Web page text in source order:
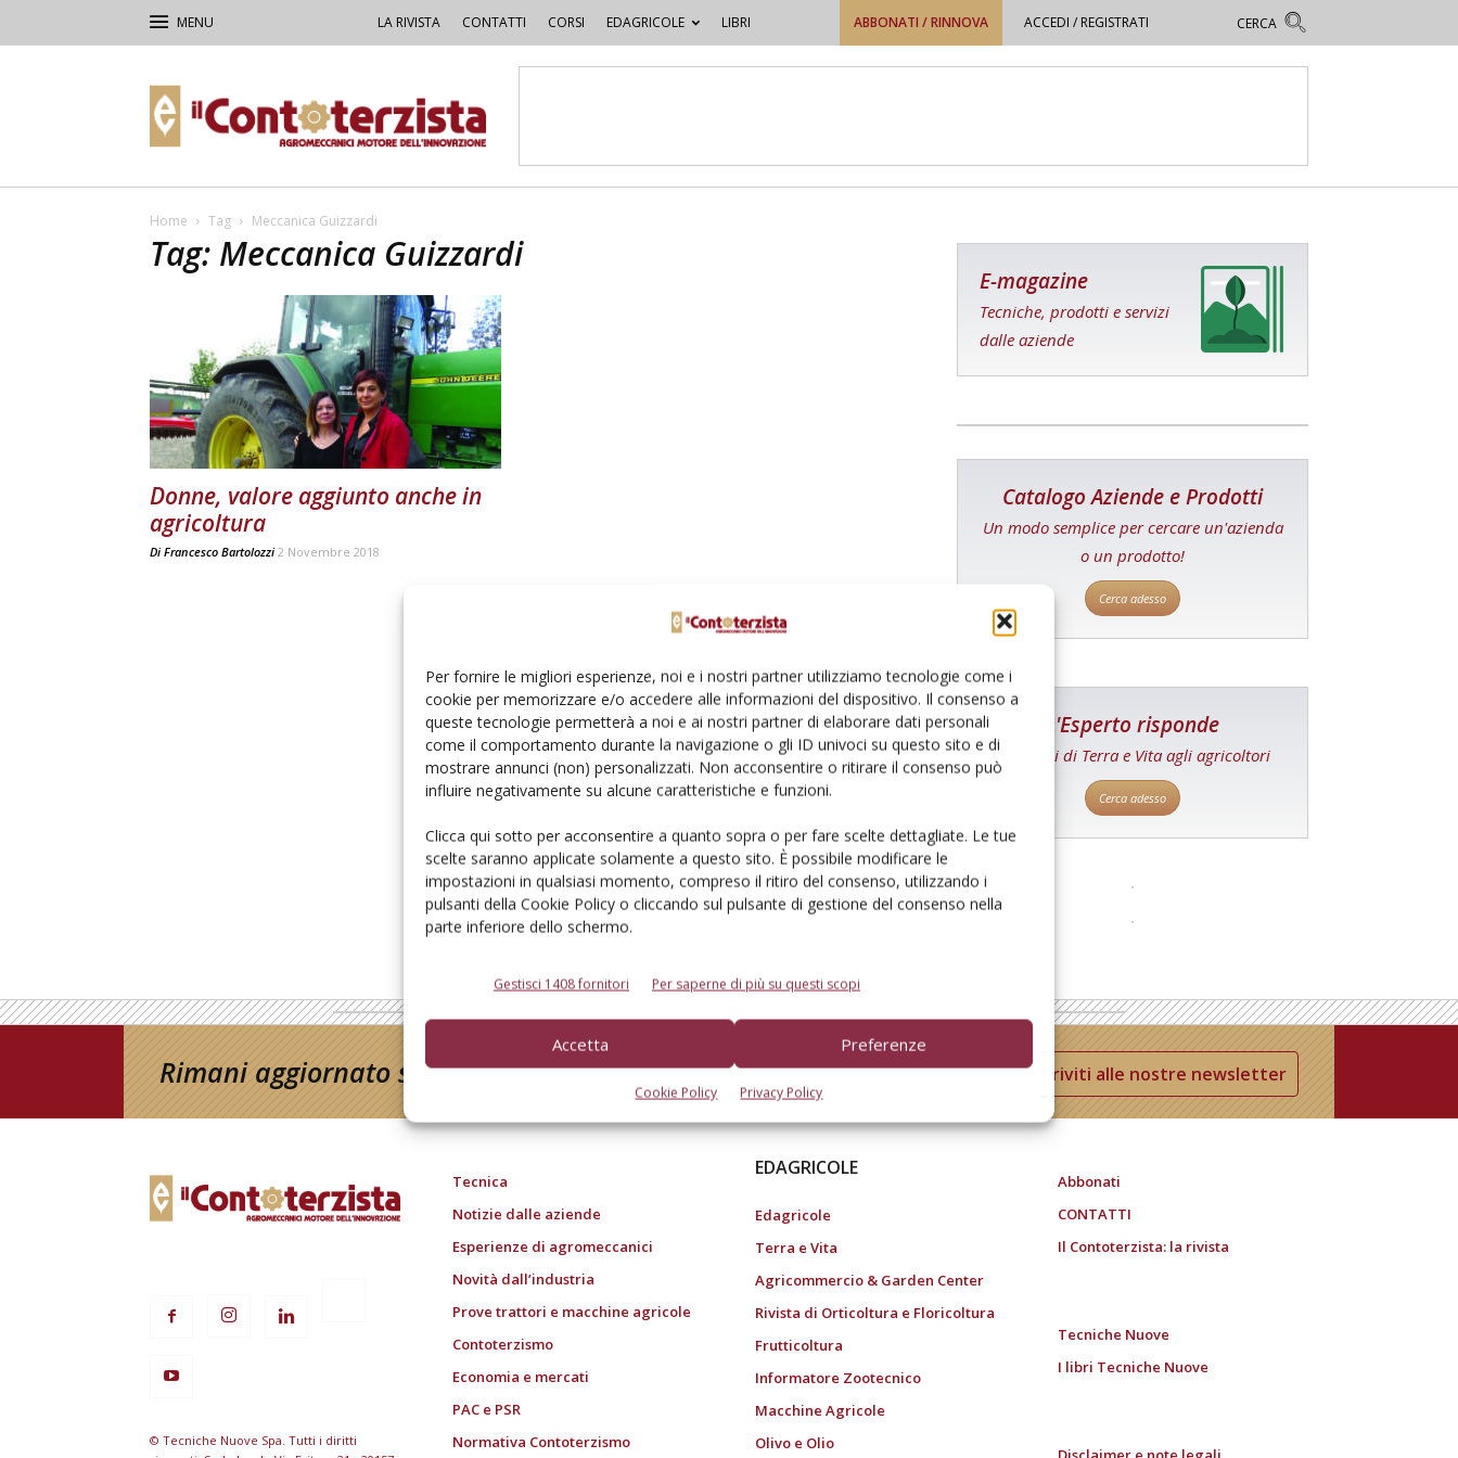
Per fornire le migliori esperienze, noi e i nostri partner utilizziamo tecnologie come i
cookie per memorizzare e/o accedere alle informazioni del dispositivo. Il consenso a
queste tecnologie permetterà a noi e ai nostri partner di elaborare dati personali
come il comportamento durante la navigazione o gli ID univoci su questo sito e di
mostrare annunci (non) personalizzati. Non acconsentire o ritirare il consenso può
influire negativamente su alcune caratteristiche e funzioni.
Clicca qui sotto per acconsentire a quanto sopra o per fare scelte dettagliate. Le tue
scelte saranno applicate solamente a questo sito. È possibile modificare le
impostazioni in qualsiasi momento, compreso il ritiro del consenso, utilizzando i
pulsanti della Cookie Policy o cliccando sul pulsante di gestione del consenso nella
parte inferiore dello schermo.
Gestisci 1408 fornitori Per saperne di più su questi scopi
Accetta Preferenze
Cookie Policy Privacy Policy
LA RIVISTA CONTATTI CORSI EDAGRICOLE LIBRI ABBONATI / RINNOVA ACCEDI / REGISTRATI
Contoterzista
Home Tag Meccanica Guizzardi
Tag: Meccanica Guizzardi
Donne, valore aggiunto anche in
agricoltura
Di Francesco Bartolozzi 2 Novembre 2018
E-magazine
Tecniche, prodotti e servizi
dalle aziende
Catalogo Aziende e Prodotti
Un modo semplice per cercare un'azienda
o un prodotto!
Cerca adesso
L'Esperto risponde
I consigli di Terra e Vita agli agricoltori
Cerca adesso
Rimani aggiornato sul mondo dell’agricoltura Iscriviti alle nostre newsletter
© Tecniche Nuove Spa. Tutti i diritti
Tecnica
Notizie dalle aziende
Esperienze di agromeccanici
Novità dall’industria
Prove trattori e macchine agricole
Contoterzismo
Economia e mercati
PAC e PSR
Normativa Contoterzismo
EDAGRICOLE
Edagricole
Terra e Vita
Agricommercio & Garden Center
Rivista di Orticoltura e Floricoltura
Frutticoltura
Informatore Zootecnico
Macchine Agricole
Olivo e Olio
Abbonati
CONTATTI
Il Contoterzista: la rivista
Tecniche Nuove
I libri Tecniche Nuove